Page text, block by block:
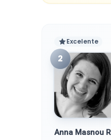
Excelente
2
Anna Masnou